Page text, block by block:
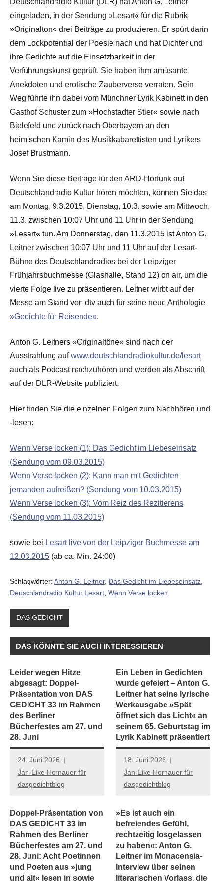
Deutschlandradio Kultur (DLR) hat Anton G. Leitner
eingeladen, in der Sendung »Lesart« für die Rubrik
»Originalton« drei Beiträge zu produzieren. Er spürt darin
dem Lockpotential der Poesie nach und hat Dichter und
ihre Gedichte auf die Einsetzbarkeit in der
Verführungskunst geprüft. Sie haben ihm amüsante
Anekdoten und erotische Zauberverse verraten. Sein
Weg führte ihn dabei vom Münchner Lyrik Kabinett in den
Gasthof Schuster zum »Hochstadter Stier« sowie nach
Bielefeld und zurück nach Oberbayern an den
heimischen Kamin des Musikkabarettisten und Lyrikers
Josef Brustmann.
Wenn Sie diese Beiträge für den ARD-Hörfunk auf
Deutschlandradio Kultur hören möchten, können Sie das
am Montag, 9.3.2015, Dienstag, 10.3. sowie am Mittwoch,
11.3. zwischen 10:07 Uhr und 11 Uhr in der Sendung
»Lesart« tun. Am Donnerstag, den 11.3.2015 ist Anton G.
Leitner zwischen 10:07 Uhr und 11 Uhr auf der Lesart-
Bühne des Deutschlandradios bei der Leipziger
Frühjahrsbuchmesse (Glashalle, Stand 12) on air, um die
vierte Folge live zu präsentieren. Leitner wirbt auf der
Messe am Stand von dtv auch für seine neue Anthologie
»Gedichte für Reisende«.
Anton G. Leitners »Originaltöne« sind nach der
Ausstrahlung aufwww.deutschlandradiokultur.de/lesart
auch als Podcast nachzuhören und werden als Abschrift
auf der DLR-Website publiziert.
Hier finden Sie die einzelnen Folgen zum Nachhören und
-lesen:
Wenn Verse locken (1): Das Gedicht im Liebeseinsatz
(Sendung vom 09.03.2015)
Wenn Verse locken (2): Kann man mit Gedichten
jemanden aufreißen? (Sendung vom 10.03.2015)
Wenn Verse locken (3): Vom Reiz des Rezitierens
(Sendung vom 11.03.2015)
sowie bei Lesart live von der Leipziger Buchmesse am
12.03.2015 (ab ca. Min. 24:00)
Schlagwörter: Anton G. Leitner, Das Gedicht im Liebeseinsatz
Deuschlandradio Kultur Lesart Wenn Verse locken
DAS GEDICHT
DAS KÖNNTE SIE AUCH INTERESSIEREN
Leider wegen Hitze
abgesagt: Doppel-
Präsentation von DAS
GEDICHT 33 im Rahmen
des Berliner
Bücherfestes am 27. und
28. Juni
24. Juni 2026
Jan-Eike Hornauer für
dasgedichtblog
Ein Leben in Gedichten
wurde gefeiert – Anton G.
Leitner hat seine lyrische
Werkausgabe »Spät
öffnet sich das Licht« an
seinem 65. Geburtstag im
Lyrik Kabinett präsentiert
18. Juni 2026
Jan-Eike Hornauer für
dasgedichtblog
Doppel-Präsentation von
DAS GEDICHT 33 im
Rahmen des Berliner
Bücherfestes am 27. und
28. Juni: Acht Poetinnen
und Poeten aus »jung
und alt« lesen in sowie
»Es ist auch ein
befreiendes Gefühl,
rechtzeitig losgelassen
zu haben«: Anton G.
Leitner im Monacensia-
Interview über seinen
literarischen Vorlass, die